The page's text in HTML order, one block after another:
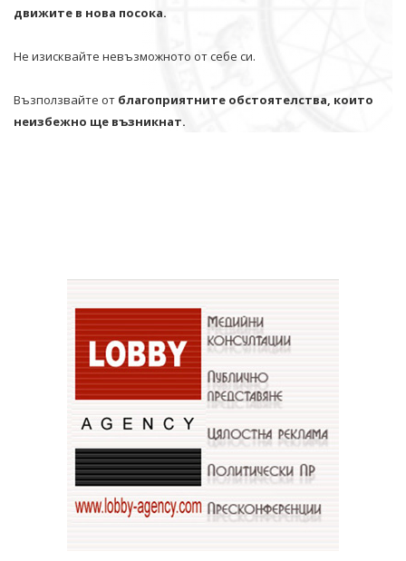
движите в нова посока.
Не изисквайте невъзможното от себе си.
Възползвайте от благоприятните обстоятелства, които
неизбежно ще възникнат.